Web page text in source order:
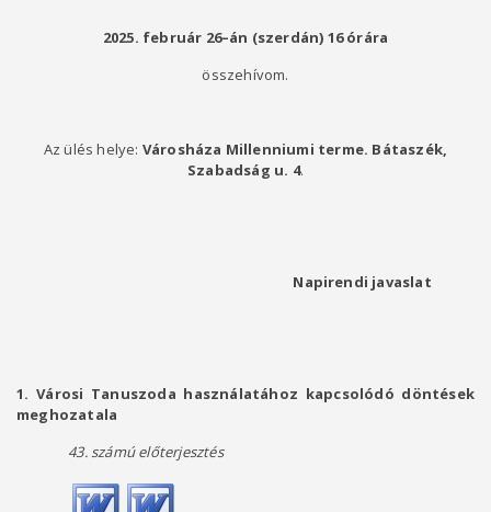
2025. február 26–án (szerdán) 16 órára
összehívom.
Az ülés helye: Városháza Millenniumi terme. Bátaszék,
Szabadság u. 4.
Napirendi javaslat
1. Városi Tanuszoda használatához kapcsolódó döntések
meghozatala
43. számú előterjesztés